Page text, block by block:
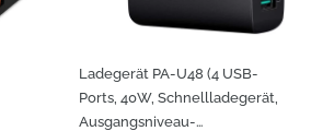
Ladegerät PA-U48 (4 USB-
Ports, 40W, Schnellladegerät,
Ausgangsniveau-